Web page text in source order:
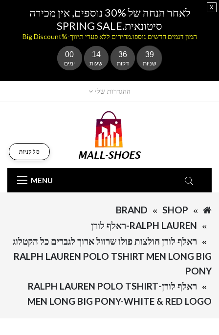
ההגדרות שלי
MENU
סל קניות
SHOP
BRAND
RALPH LAUREN-ראלף לורן
ראלף לורן חולצות פולו שרוול ארוך לגברים כל הקטלוג
RALPH LAUREN POLO TSHIRT MEN LONG BIG
PONY
ראלף לורן-RALPH LAUREN POLO TSHIRT
MEN LONG BIG PONY-WHITE & RED LOGO
לאחר הנחה של 30% נוספים, אין מכירה
סיטונאית.SPRING SALE
המון דגמים חדשים נוספו.מחירים ללא פערי תיווך-%Big Discount
00
ימים
14
שעות
36
דקות
39
שניות
x